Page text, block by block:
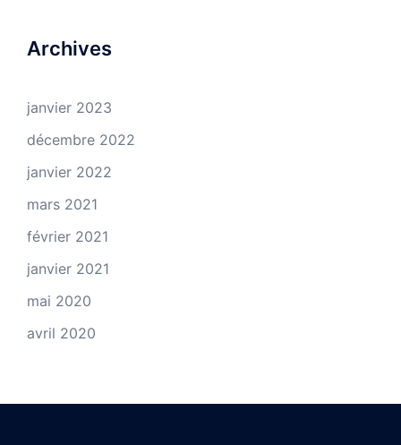
Archives
janvier 2023
décembre 2022
janvier 2022
mars 2021
février 2021
janvier 2021
mai 2020
avril 2020